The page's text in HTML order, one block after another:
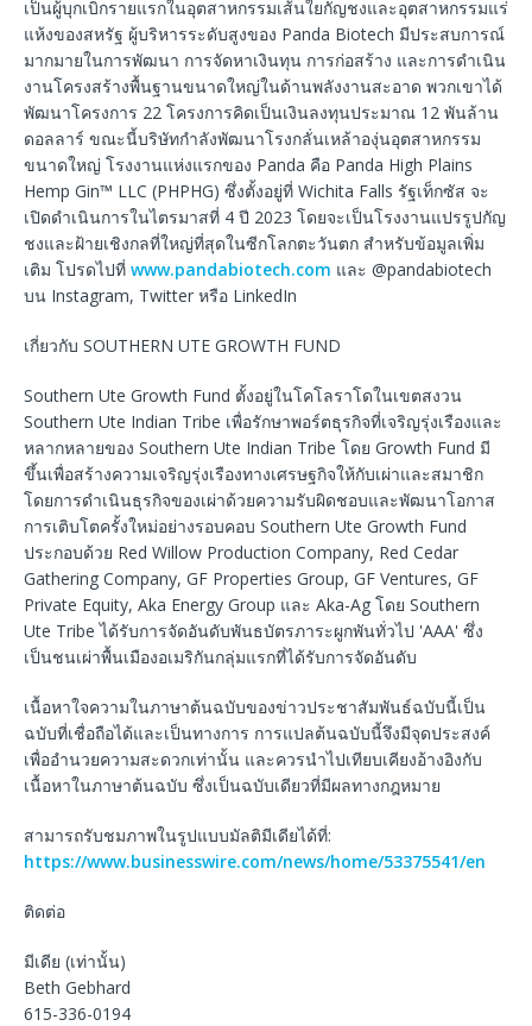
เป็นผู้บุกเบิกรายแรกในอุตสาหกรรมเส้นใยกัญชงและอุตสาหกรรมแร่
แห้งของสหรัฐ ผู้บริหารระดับสูงของ Panda Biotech มีประสบการณ์
มากมายในการพัฒนา การจัดหาเงินทุน การก่อสร้าง และการดำเนิน
งานโครงสร้างพื้นฐานขนาดใหญ่ในด้านพลังงานสะอาด พวกเขาได้
พัฒนาโครงการ 22 โครงการคิดเป็นเงินลงทุนประมาณ 12 พันล้าน
ดอลลาร์ ขณะนี้บริษัทกำลังพัฒนาโรงกลั่นเหล้าองุ่นอุตสาหกรรม
ขนาดใหญ่ โรงงานแห่งแรกของ Panda คือ Panda High Plains
Hemp Gin™ LLC (PHPHG) ซึ่งตั้งอยู่ที่ Wichita Falls รัฐเท็กซัส จะ
เปิดดำเนินการในไตรมาสที่ 4 ปี 2023 โดยจะเป็นโรงงานแปรรูปกัญ
ชงและฝ้ายเชิงกลที่ใหญ่ที่สุดในซีกโลกตะวันตก สำหรับข้อมูลเพิ่ม
เติม โปรดไปที่ www.pandabiotech.com และ @pandabiotech
บน Instagram, Twitter หรือ LinkedIn
เกี่ยวกับ SOUTHERN UTE GROWTH FUND
Southern Ute Growth Fund ตั้งอยู่ในโคโลราโดในเขตสงวน
Southern Ute Indian Tribe เพื่อรักษาพอร์ตธุรกิจที่เจริญรุ่งเรืองและ
หลากหลายของ Southern Ute Indian Tribe โดย Growth Fund มี
ขึ้นเพื่อสร้างความเจริญรุ่งเรืองทางเศรษฐกิจให้กับเผ่าและสมาชิก
โดยการดำเนินธุรกิจของเผ่าด้วยความรับผิดชอบและพัฒนาโอกาส
การเติบโตครั้งใหม่อย่างรอบคอบ Southern Ute Growth Fund
ประกอบด้วย Red Willow Production Company, Red Cedar
Gathering Company, GF Properties Group, GF Ventures, GF
Private Equity, Aka Energy Group และ Aka-Ag โดย Southern
Ute Tribe ได้รับการจัดอันดับพันธบัตรภาระผูกพันทั่วไป 'AAA' ซึ่ง
เป็นชนเผ่าพื้นเมืองอเมริกันกลุ่มแรกที่ได้รับการจัดอันดับ
เนื้อหาใจความในภาษาต้นฉบับของข่าวประชาสัมพันธ์ฉบับนี้เป็น
ฉบับที่เชื่อถือได้และเป็นทางการ การแปลต้นฉบับนี้จึงมีจุดประสงค์
เพื่ออำนวยความสะดวกเท่านั้น และควรนำไปเทียบเคียงอ้างอิงกับ
เนื้อหาในภาษาต้นฉบับ ซึ่งเป็นฉบับเดียวที่มีผลทางกฎหมาย
สามารถรับชมภาพในรูปแบบมัลติมีเดียได้ที่:
https://www.businesswire.com/news/home/53375541/en
ติดต่อ
มีเดีย (เท่านั้น)
Beth Gebhard
615-336-0194